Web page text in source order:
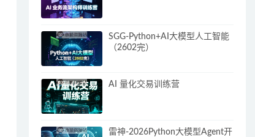
SGG-Python+AI大模型人工智能
（2602完）
AI 量化交易训练营
雷神-2026Python大模型Agent开